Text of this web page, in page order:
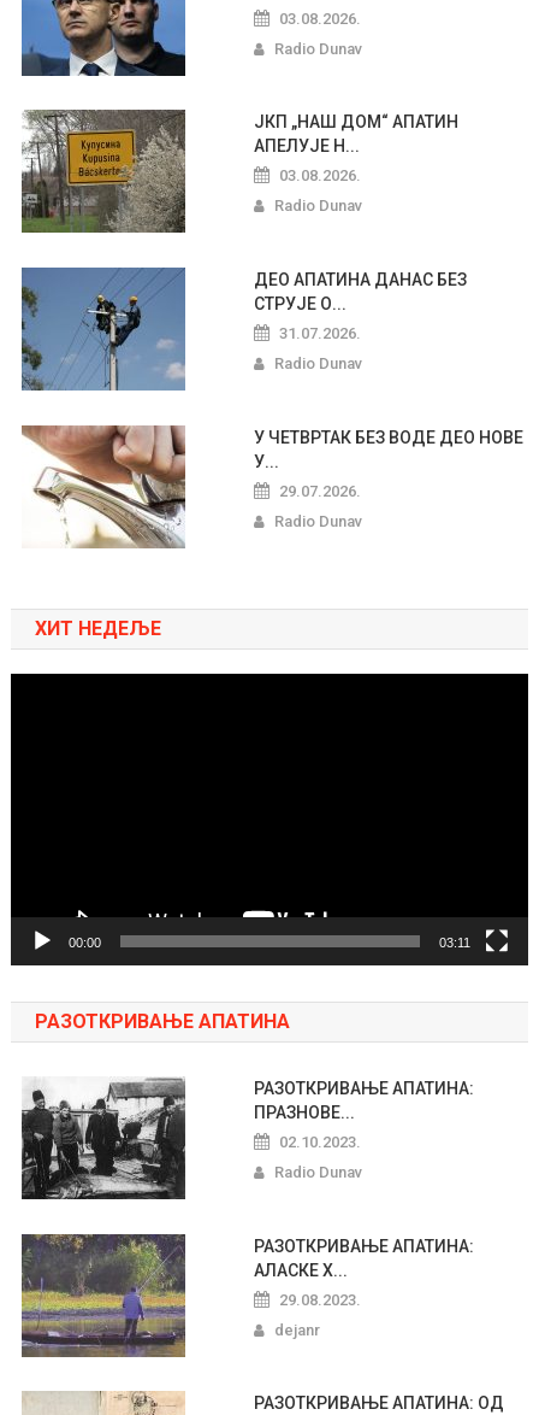
03.08.2026.
Radio Dunav
ЈКП „НАШ ДОМ“ АПАТИН
АПЕЛУЈЕ Н...
03.08.2026.
Radio Dunav
ДЕО АПАТИНА ДАНАС БЕЗ
СТРУЈЕ О...
31.07.2026.
Radio Dunav
У ЧЕТВРТАК БЕЗ ВОДЕ ДЕО НОВЕ
У...
29.07.2026.
Radio Dunav
ХИТ НЕДЕЉЕ
00:00 03:11
РАЗОТКРИВАЊЕ АПАТИНА
РАЗОТКРИВАЊЕ АПАТИНА:
ПРАЗНОВЕ...
02.10.2023.
Radio Dunav
РАЗОТКРИВАЊЕ АПАТИНА:
АЛАСКЕ Х...
29.08.2023.
dejanr
РАЗОТКРИВАЊЕ АПАТИНА: ОД